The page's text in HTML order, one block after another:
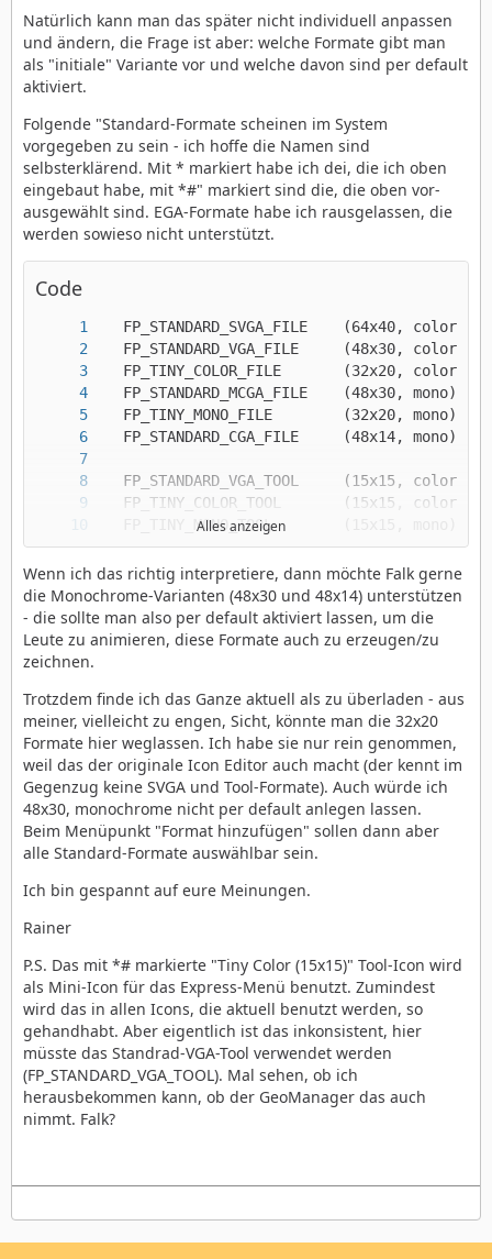
Natürlich kann man das später nicht individuell anpassen
und ändern, die Frage ist aber: welche Formate gibt man
als "initiale" Variante vor und welche davon sind per default
aktiviert.
Folgende "Standard-Formate scheinen im System
vorgegeben zu sein - ich hoffe die Namen sind
selbsterklärend. Mit * markiert habe ich dei, die ich oben
eingebaut habe, mit *#" markiert sind die, die oben vor-
ausgewählt sind. EGA-Formate habe ich rausgelassen, die
werden sowieso nicht unterstützt.
Code
Alles anzeigen
Wenn ich das richtig interpretiere, dann möchte Falk gerne
die Monochrome-Varianten (48x30 und 48x14) unterstützen
- die sollte man also per default aktiviert lassen, um die
Leute zu animieren, diese Formate auch zu erzeugen/zu
zeichnen.
Trotzdem finde ich das Ganze aktuell als zu überladen - aus
meiner, vielleicht zu engen, Sicht, könnte man die 32x20
Formate hier weglassen. Ich habe sie nur rein genommen,
weil das der originale Icon Editor auch macht (der kennt im
Gegenzug keine SVGA und Tool-Formate). Auch würde ich
48x30, monochrome nicht per default anlegen lassen.
Beim Menüpunkt "Format hinzufügen" sollen dann aber
alle Standard-Formate auswählbar sein.
Ich bin gespannt auf eure Meinungen.
Rainer
P.S. Das mit *# markierte "Tiny Color (15x15)" Tool-Icon wird
als Mini-Icon für das Express-Menü benutzt. Zumindest
wird das in allen Icons, die aktuell benutzt werden, so
gehandhabt. Aber eigentlich ist das inkonsistent, hier
müsste das Standrad-VGA-Tool verwendet werden
(FP_STANDARD_VGA_TOOL). Mal sehen, ob ich
herausbekommen kann, ob der GeoManager das auch
nimmt. Falk?